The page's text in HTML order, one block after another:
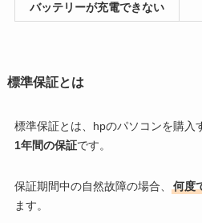
バッテリーが充電できない
標準保証とは
標準保証とは、hpのパソコンを購入
1年間の保証です。
保証期間中の自然故障の場合、 何度
ます。